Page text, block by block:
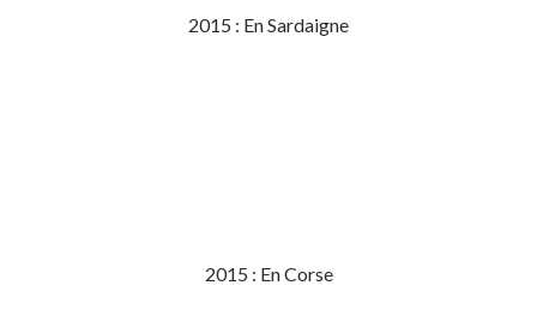
2015 : En Sardaigne
2015 : En Corse